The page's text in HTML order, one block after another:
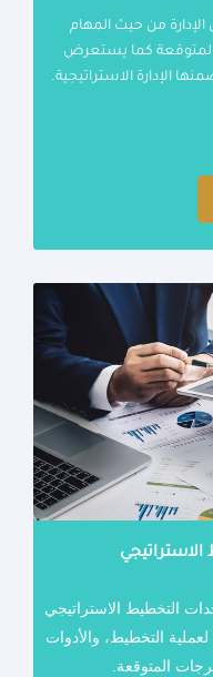
من حيث المهام
المتوقعة كما يستعرض
الإدارة الاستراتيجية.
الاستراتيجي
التخطيط الاستراتيجي
التخطيط، والأدوات
المتوقعة.